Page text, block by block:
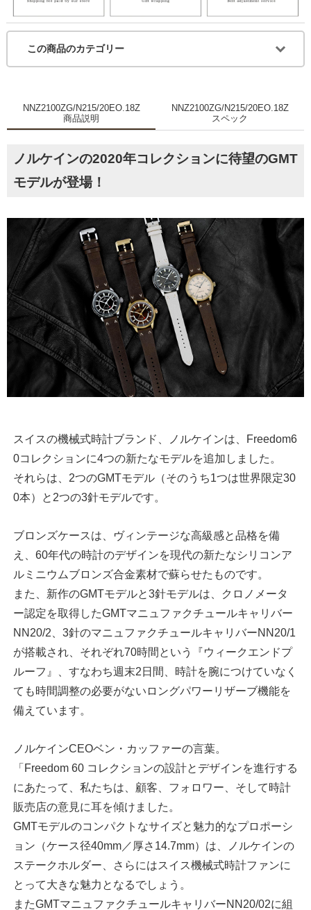
この商品のカテゴリー
NNZ2100ZG/N215/20EO.18Z
商品説明
NNZ2100ZG/N215/20EO.18Z
スペック
ノルケインの2020年コレクションに待望のGMT
モデルが登場！
スイスの機械式時計ブランド、ノルケインは、Freedom6
0コレクションに4つの新たなモデルを追加しました。
それらは、2つのGMTモデル（そのうち1つは世界限定30
0本）と2つの3針モデルです。
ブロンズケースは、ヴィンテージな高級感と品格を備
え、60年代の時計のデザインを現代の新たなシリコンア
ルミニウムブロンズ合金素材で蘇らせたものです。
また、新作のGMTモデルと3針モデルは、クロノメータ
ー認定を取得したGMTマニュファクチュールキャリバー
NN20/2、3針のマニュファクチュールキャリバーNN20/1
が搭載され、それぞれ70時間という『ウィークエンドプ
ルーフ』、すなわち週末2日間、時計を腕につけていなく
ても時間調整の必要がないロングパワーリザーブ機能を
備えています。
ノルケインCEOベン・カッファーの言葉。
「Freedom 60 コレクションの設計とデザインを進行する
にあたって、私たちは、顧客、フォロワー、そして時計
販売店の意見に耳を傾けました。
GMTモデルのコンパクトなサイズと魅力的なプロポーシ
ョン（ケース径40mm／厚さ14.7mm）は、ノルケインの
ステークホルダー、さらにはスイス機械式時計ファンに
とって大きな魅力となるでしょう。
またGMTマニュファクチュールキャリバーNN20/02に組